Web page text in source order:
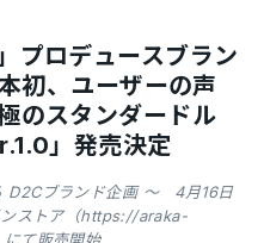
プロデュースブラン
初、ユーザーの声
のスタンダードル
」発売決定
D2Cブランド企画 〜 4月16日
ンストア（https://araka-